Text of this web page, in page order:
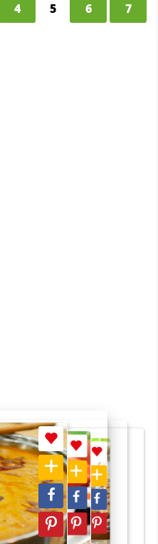
4 5 6 7